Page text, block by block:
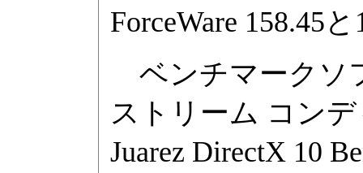
ForceWare 158.45
ベンチマークソ
ストリーム コン
Juarez DirectX 10